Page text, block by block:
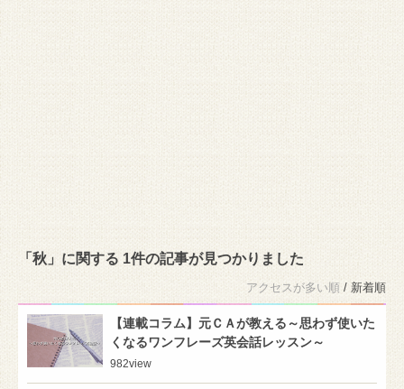
「秋」に関する 1件の記事が見つかりました
アクセスが多い順 / 新着順
【連載コラム】元ＣＡが教える～思わず使いた
くなるワンフレーズ英会話レッスン～
982view